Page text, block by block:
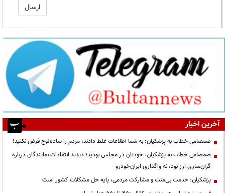
آخرین اخبار
صمصامی خطاب به پزشکیان: به شما اطلاعات غلط دادند؛ مردم را ساده‌لوح فرض نکنید!
صمصامی خطاب به پزشکیان: خودتان در مجلس بودید؛ دیدید انتقادات نمایندگان درباره
گران‌سازی ارز بود، نه واگذاری ایران‌خودرو
پزشکیان: خدمت بی‌منت و مشارکت مردمی، پایه حل مشکلات کشور است